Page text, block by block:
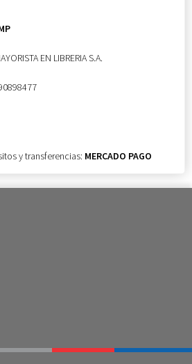
EN LIBRERIA S.A.
y transferencias: MERCADO PAGO